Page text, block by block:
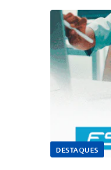
DESTAQUES